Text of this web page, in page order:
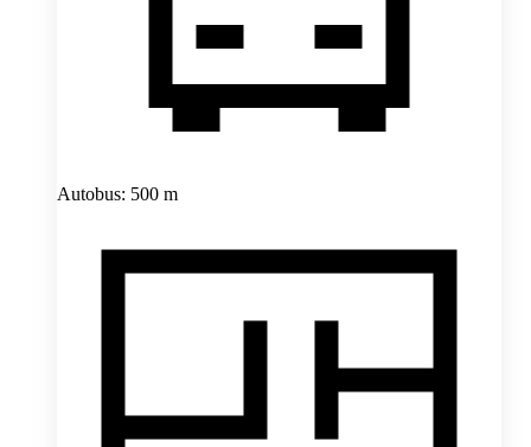
Autobus: 500 m